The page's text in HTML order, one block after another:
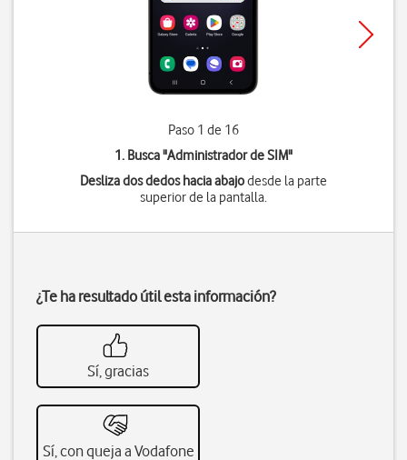
Paso 1 de 16
1. Busca "Administrador de SIM"
Desliza dos dedos hacia abajodesde la parte
superior de la pantalla.
¿Te ha resultado útil esta información?
Sí, gracias
Sí, con queja a Vodafone